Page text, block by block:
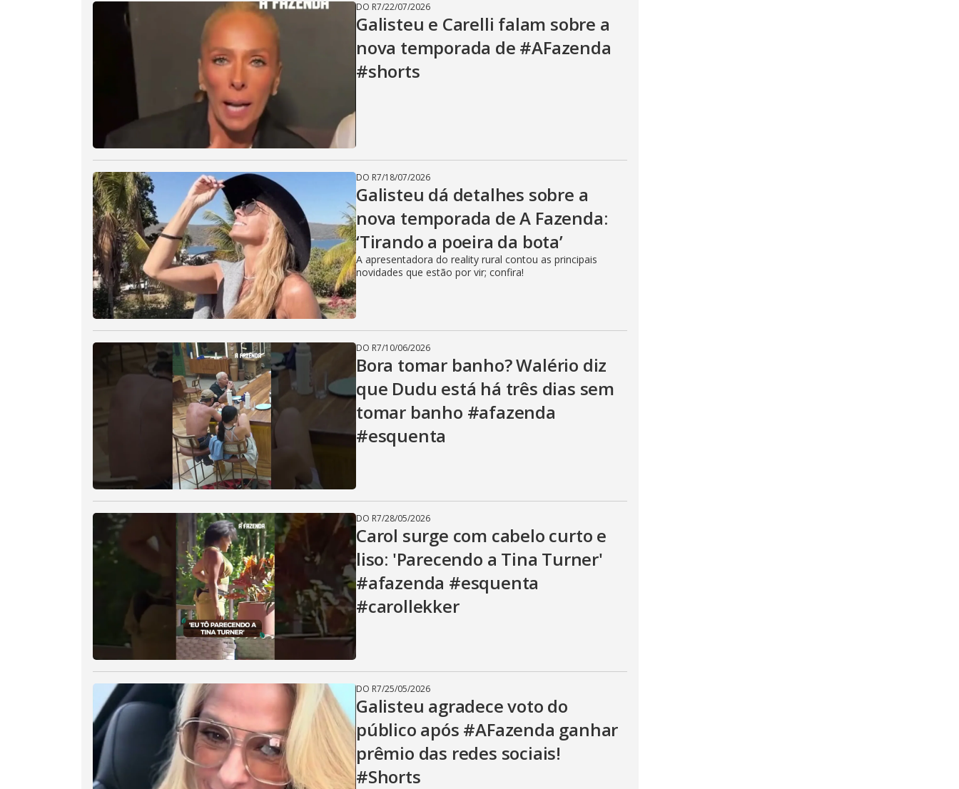
DO R7/22/07/2026
Galisteu e Carelli falam sobre a
nova temporada de #AFazenda
#shorts
DO R7/18/07/2026
Galisteu dá detalhes sobre a
nova temporada de A Fazenda:
‘Tirando a poeira da bota’
A apresentadora do reality rural contou as principais
novidades que estão por vir; confira!
DO R7/10/06/2026
Bora tomar banho? Walério diz
que Dudu está há três dias sem
tomar banho #afazenda
#esquenta
DO R7/28/05/2026
Carol surge com cabelo curto e
liso: 'Parecendo a Tina Turner'
#afazenda #esquenta
#carollekker
DO R7/25/05/2026
Galisteu agradece voto do
público após #AFazenda ganhar
prêmio das redes sociais!
#Shorts